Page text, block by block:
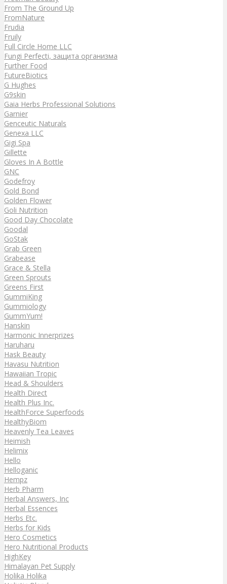
From The Ground Up
FromNature
Frudia
Fruily
Full Circle Home LLC
Fungi Perfecti, защита организма
Further Food
FutureBiotics
G Hughes
G9skin
Gaia Herbs Professional Solutions
Garnier
Genceutic Naturals
Genexa LLC
Gigi Spa
Gillette
Gloves In A Bottle
GNC
Godefroy
Gold Bond
Golden Flower
Goli Nutrition
Good Day Chocolate
Goodal
GoStak
Grab Green
Grabease
Grace & Stella
Green Sprouts
Greens First
GummiKing
Gummiology
GummYum!
Hanskin
Harmonic Innerprizes
Haruharu
Hask Beauty
Havasu Nutrition
Hawaiian Tropic
Head & Shoulders
Health Direct
Health Plus Inc.
HealthForce Superfoods
HealthyBiom
Heavenly Tea Leaves
Heimish
Helimix
Hello
Helloganic
Hempz
Herb Pharm
Herbal Answers, Inc
Herbal Essences
Herbs Etc.
Herbs for Kids
Hero Cosmetics
Hero Nutritional Products
HighKey
Himalayan Pet Supply
Holika Holika